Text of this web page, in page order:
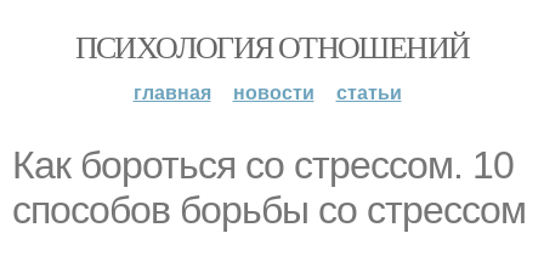
ПСИХОЛОГИЯ ОТНОШЕНИЙ
главная новости статьи
Как бороться со стрессом. 10
способов борьбы со стрессом